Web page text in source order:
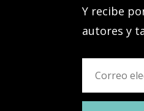
Y recibe
autores y